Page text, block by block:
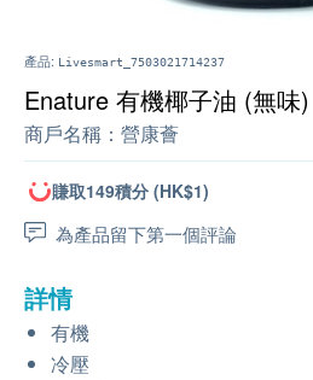
產品: Livesmart_7503021714237
Enature 有機椰子油 (無味
商戶名稱： 營康薈
賺取149積分 (HK$1)
為產品留下第一個評論
詳情
有機
冷壓